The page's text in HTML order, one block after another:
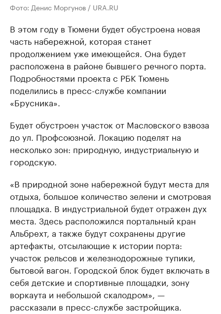
Фото: Денис Моргунов / URA.RU
В этом году в Тюмени будет обустроена новая
часть набережной, которая станет
продолжением уже имеющейся. Она будет
расположена в районе бывшего речного порта.
Подробностями проекта с РБК Тюмень
поделились в пресс-службе компании
«Брусника».
Будет обустроен участок от Масловского взвоза
до ул. Профсоюзной. Локацию поделят на
несколько зон: природную, индустриальную и
городскую.
«В природной зоне набережной будут места для
отдыха, большое количество зелени и смотровая
площадка. В индустриальной будет отражен дух
места. Здесь расположился портальный кран
Альбрехт, а также будут сохранены другие
артефакты, отсылающие к истории порта:
участок рельсов и железнодорожные тупики,
бытовой вагон. Городской блок будет включать в
себя детские и спортивные площадки, зону
воркаута и небольшой скалодром», —
рассказали в пресс-службе застройщика.